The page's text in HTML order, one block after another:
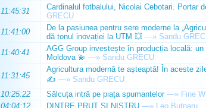
11:45:31
Cardinalul fotbalului, Nicolai Cebotari. Portar
GRECU
11:41:00
De la pasiunea pentru sere moderne la
dă tonul inovației la UTM 💥 —» Sandu
11:40:41
AGG Group investește în producția locală:
Moldova 💫 —» Sandu GRECU
11:31:45
Agricultura modernă te așteaptă! În aceste
✍️ —» Sandu GRECU
10:25:22
Sălcuța intră pe piața spumantelor —» Fine
04:04:12
DINTRE PRUT ȘI NISTRU —» Leo Butnaru